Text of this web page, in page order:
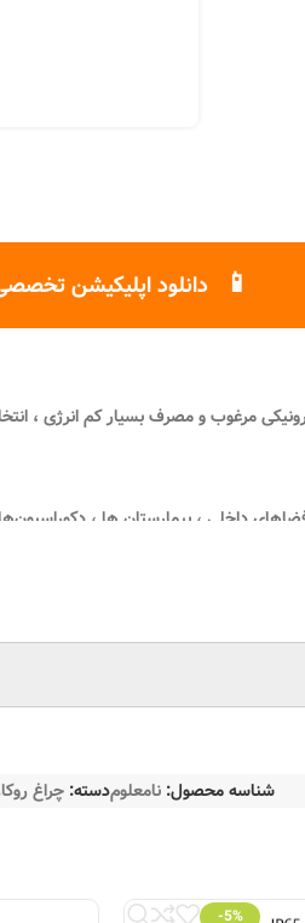
📱 دانلود اپلیکیشن
مرغوب و مصرف بسیار کم انرژی ، انتخاب
داخلی ، بیمارستان ها ،
از جنس آلومینیوم ریخته گری تحت
شناسه محصول:نامعلومدسته: چراغ
-5%